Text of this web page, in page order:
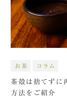
お茶 コラム
茶殻は捨てずに
方法をご紹介